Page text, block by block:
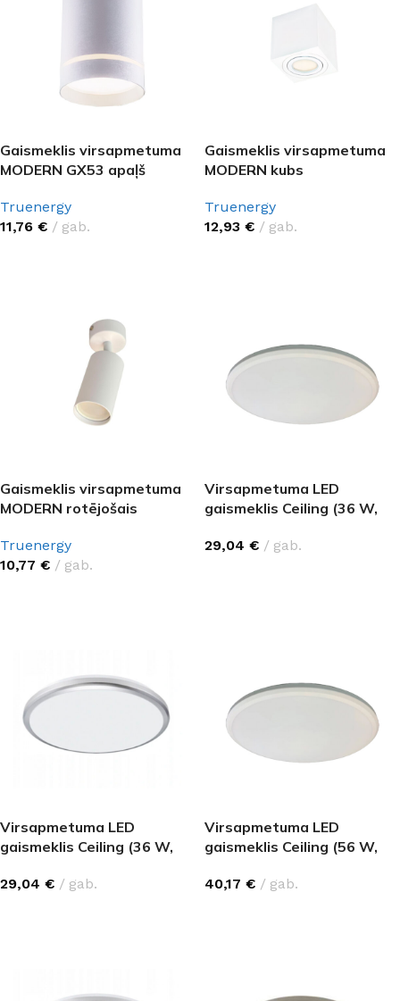
Gaismeklis virsapmetuma
MODERN GX53 apaļš
Truenergy
11,76 € gab.
Gaismeklis virsapmetuma
MODERN kubs
Truenergy
12,93 € gab.
Gaismeklis virsapmetuma
MODERN rotējošais
Truenergy
10,77 € gab.
Virsapmetuma LED
gaismeklis Ceiling (36 W,
29,04 € gab.
Virsapmetuma LED
gaismeklis Ceiling (36 W,
29,04 € gab.
Virsapmetuma LED
gaismeklis Ceiling (56 W,
40,17 € gab.